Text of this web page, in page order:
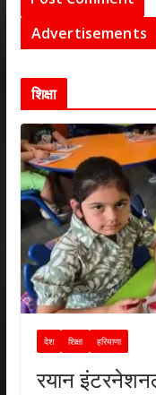
Advertisements
शिक्षा
देश शिक्षा हरियाणा
रयान